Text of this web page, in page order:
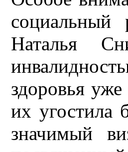
социальный
Наталья
здоровья
их угостила
значимый